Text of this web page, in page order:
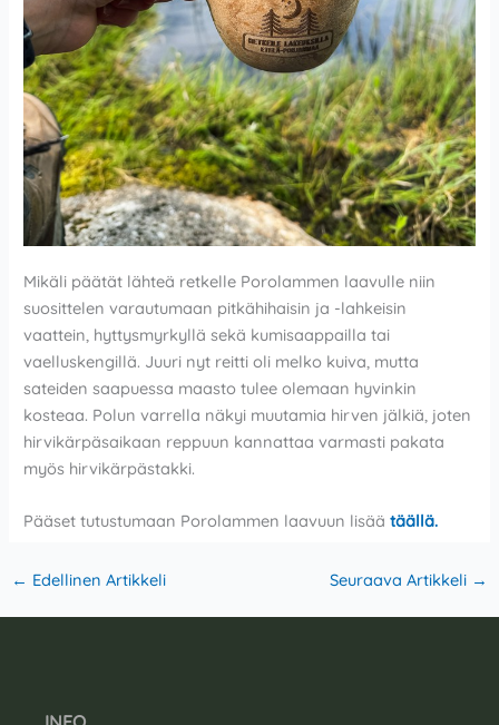
Mikäli päätät lähteä retkelle Porolammen laavulle niin
suosittelen varautumaan pitkähihaisin ja -lahkeisin
vaattein, hyttysmyrkyllä sekä kumisaappailla tai
vaelluskengillä. Juuri nyt reitti oli melko kuiva, mutta
sateiden saapuessa maasto tulee olemaan hyvinkin
kosteaa. Polun varrella näkyi muutamia hirven jälkiä, joten
hirvikärpäsaikaan reppuun kannattaa varmasti pakata
myös hirvikärpästakki.
Pääset tutustumaan Porolammen laavuun lisää täällä.
← Edellinen Artikkeli Seuraava Artikkeli →